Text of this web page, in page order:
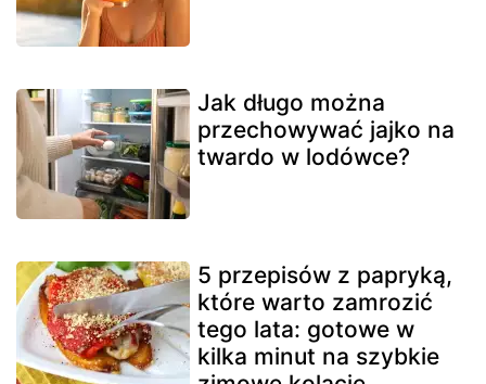
Jak długo można
przechowywać jajko na
twardo w lodówce?
5 przepisów z papryką,
które warto zamrozić
tego lata: gotowe w
kilka minut na szybkie